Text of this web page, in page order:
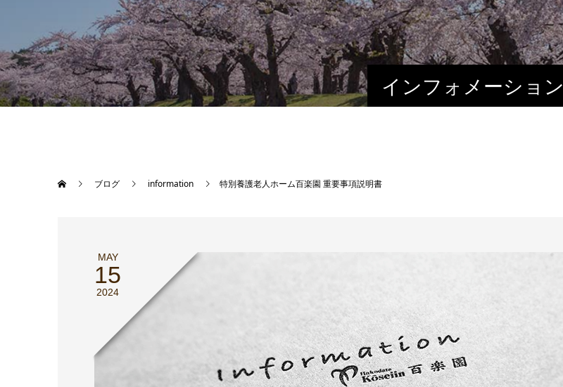
インフォメーション
ブログ information 特別養護老人ホーム百楽園 重要事項説明書
MAY
15
2024